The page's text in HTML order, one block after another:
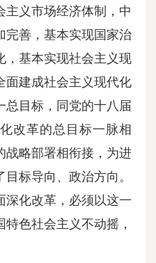
主义市场经济体制，中
完善，基本实现国家治
，基本实现社会主义现
面建成社会主义现代化
总目标，同党的十八届
改革的总目标一脉相
战略部署相衔接，为进
标导向、政治方向。
深化改革，必须以这一
色社会主义不动摇，